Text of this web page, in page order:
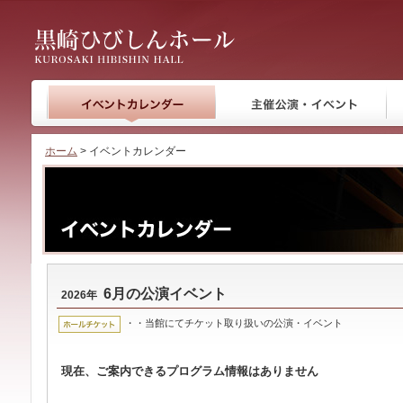
黒崎ひびしんホール
ホーム > イベントカレンダー
2026年 6月の公演イベント
・・当館にてチケット取り扱いの公演・イベント
現在、ご案内できるプログラム情報はありません